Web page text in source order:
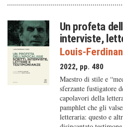
Un profeta
interviste,
Louis-
2022, pp. 480
Maestro di stile e
sferzante fustigatore
capolavori della
pamphlet che gli
letteraria: questo e